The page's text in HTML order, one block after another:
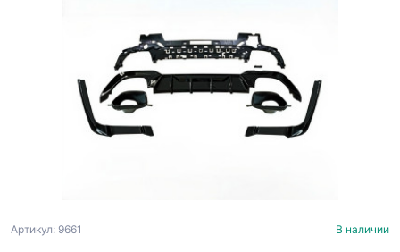
Артикул: 9661 В наличии